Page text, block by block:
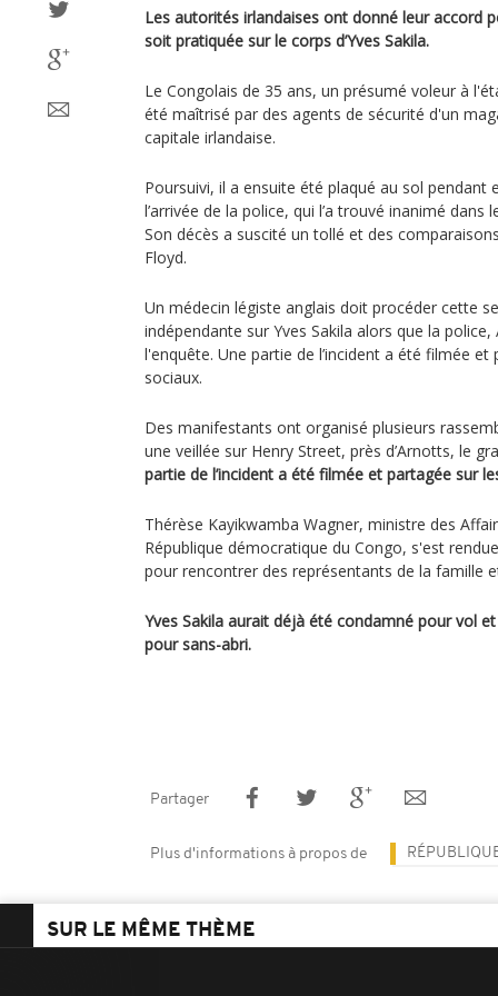
Les autorités irlandaises ont donné leur accord
soit pratiquée sur le corps d’Yves Sakila.
Le Congolais de 35 ans, un présumé voleur à
été maîtrisé par des agents de sécurité d'un
capitale irlandaise.
Poursuivi, il a ensuite été plaqué au sol pendant
l’arrivée de la police, qui l’a trouvé inanimé dans
Son décès a suscité un tollé et des
Floyd.
Un médecin légiste anglais doit procéder cette
indépendante sur Yves Sakila alors que la
l'enquête. Une partie de l’incident a été filmée et
sociaux.
Des manifestants ont organisé plusieurs
une veillée sur Henry Street, près d’Arnotts, le
partie de l’incident a été filmée et partagée sur
Thérèse Kayikwamba Wagner, ministre des
République démocratique du Congo, s'est
pour rencontrer des représentants de la famille
Yves Sakila aurait déjà été condamné pour vol
pour sans-abri.
Partager
Plus d'informations à propos de
SUR LE MÊME THÈME